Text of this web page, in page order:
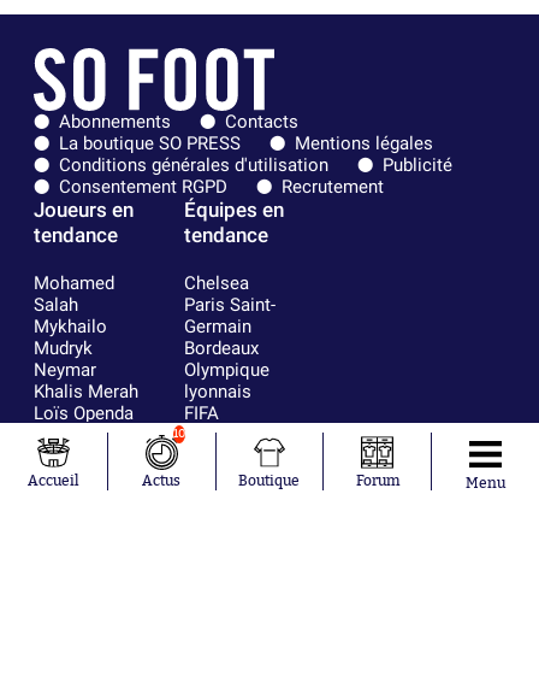
Abonnements
Contacts
La boutique SO PRESS
Mentions légales
Conditions générales d'utilisation
Publicité
Consentement RGPD
Recrutement
Joueurs en
tendance
Mohamed
Salah
Mykhailo
Mudryk
Neymar
Khalis Merah
Loïs Openda
Moussa
Niakhaté
Nicolás
Équipes en
tendance
Chelsea
Paris Saint-
Germain
Bordeaux
Olympique
lyonnais
FIFA
Real Madrid
RC Strasbourg
AC Milan
Accueil
10
Actus Boutique Forum Menu